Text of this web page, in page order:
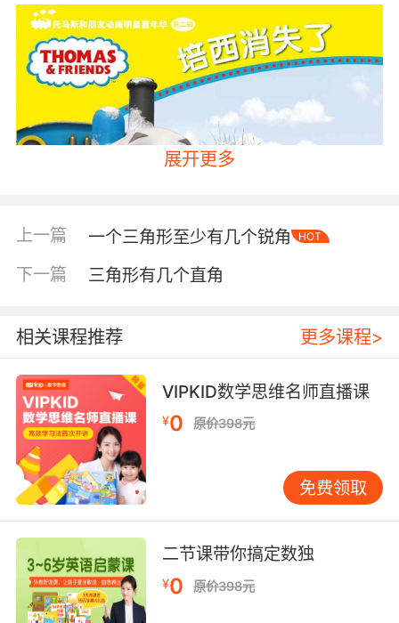
内容简介
彩故事。生动的文字和精美的插图，极大地增强
了该书的可读性。孩子在读故事的过程中，不仅
能够收获生活中的小智慧，还能学习故事中的英
语单词。每个故事后的“小火车游戏隧道”各有2个
展开更多
上一篇 一个三角形至少有几个锐角 HOT
下一篇 三角形有几个直角
相关课程推荐 更多课程>
VIPKID数学思维名师直播课
¥0 原价398元
免费领取
二节课带你搞定数独
¥0 原价398元